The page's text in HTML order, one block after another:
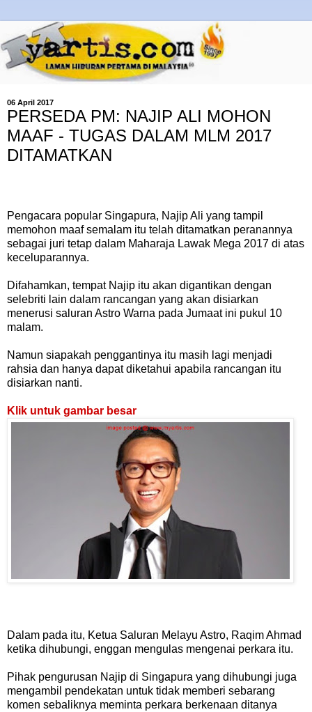
06 April 2017
PERSEDA PM: NAJIP ALI MOHON
MAAF - TUGAS DALAM MLM 2017
DITAMATKAN
Pengacara popular Singapura, Najip Ali yang tampil
memohon maaf semalam itu telah ditamatkan peranannya
sebagai juri tetap dalam Maharaja Lawak Mega 2017 di atas
keceluparannya.
Difahamkan, tempat Najip itu akan digantikan dengan
selebriti lain dalam rancangan yang akan disiarkan
menerusi saluran Astro Warna pada Jumaat ini pukul 10
malam.
Namun siapakah penggantinya itu masih lagi menjadi
rahsia dan hanya dapat diketahui apabila rancangan itu
disiarkan nanti.
Klik untuk gambar besar
Dalam pada itu, Ketua Saluran Melayu Astro, Raqim Ahmad
ketika dihubungi, enggan mengulas mengenai perkara itu.
Pihak pengurusan Najip di Singapura yang dihubungi juga
mengambil pendekatan untuk tidak memberi sebarang
komen sebaliknya meminta perkara berkenaan ditanya